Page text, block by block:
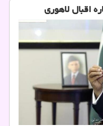
اقبال لاهوری